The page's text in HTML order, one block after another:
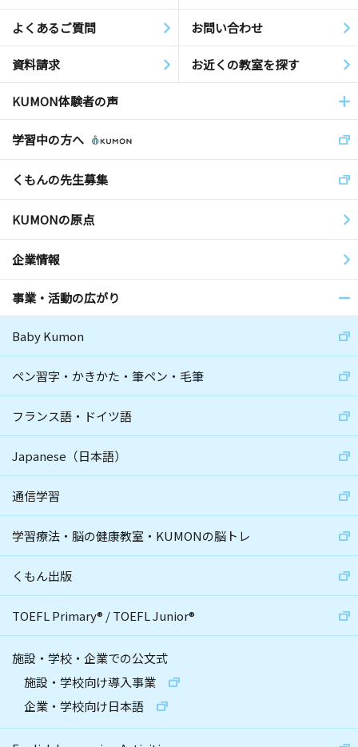
よくあるご質問 お問い合わせ
資料請求 お近くの教室を探す
KUMON体験者の声
学習中の方へ
くもんの先生募集
KUMONの原点
企業情報
事業・活動の広がり
Baby Kumon
ペン習字・かきかた・筆ペン・毛筆
フランス語・ドイツ語
Japanese（日本語）
通信学習
学習療法・脳の健康教室・KUMONの脳トレ
くもん出版
TOEFL Primary® /TOEFL Junior®
施設・学校・企業での公文式
施設・学校向け導入事業
企業・学校向け日本語